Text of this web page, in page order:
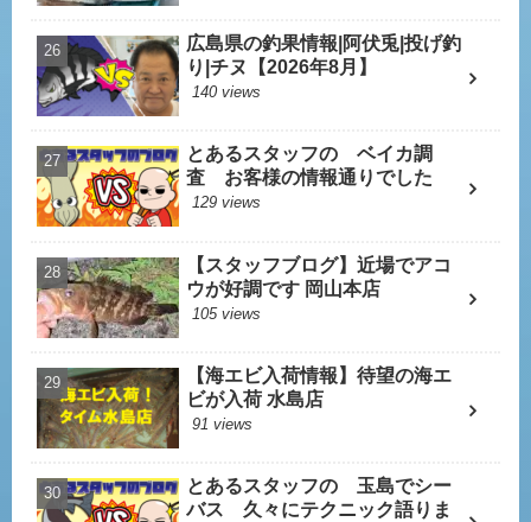
広島県の釣果情報|阿伏兎|投げ釣
り|チヌ【2026年8月】
140 views
とあるスタッフの ベイカ調
査 お客様の情報通りでした
129 views
【スタッフブログ】近場でアコ
ウが好調です 岡山本店
105 views
【海エビ入荷情報】待望の海エ
ビが入荷 水島店
91 views
とあるスタッフの 玉島でシー
バス 久々にテクニック語りま